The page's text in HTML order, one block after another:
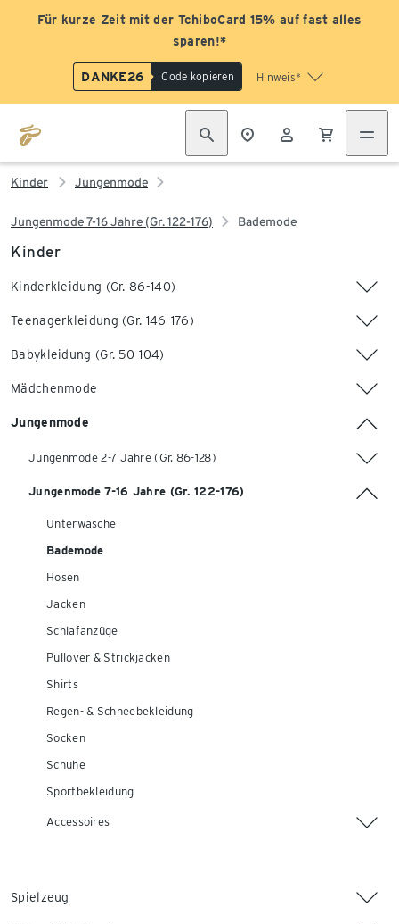
Für kurze Zeit mit der TchiboCard 15% auf fast alles
sparen!*
DANKE26 Code kopieren Hinweis*
Kinder Jungenmode
Jungenmode 7-16 Jahre (Gr. 122-176) Bademode
Kinder
Kinderkleidung (Gr. 86-140)
Teenagerkleidung (Gr. 146-176)
Babykleidung (Gr. 50-104)
Mädchenmode
Jungenmode
Jungenmode 2-7 Jahre (Gr. 86-128)
Jungenmode 7-16 Jahre (Gr. 122-176)
Unterwäsche
Bademode
Hosen
Jacken
Schlafanzüge
Pullover & Strickjacken
Shirts
Regen- & Schneebekleidung
Socken
Schuhe
Sportbekleidung
Accessoires
Spielzeug